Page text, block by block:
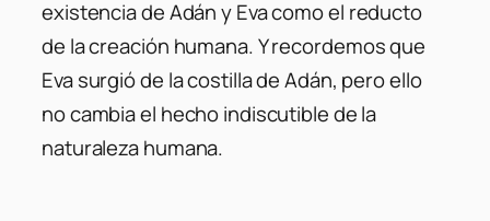
existencia de Adán y Eva como el reducto
de la creación humana. Y recordemos que
Eva surgió de la costilla de Adán, pero ello
no cambia el hecho indiscutible de la
naturaleza humana.